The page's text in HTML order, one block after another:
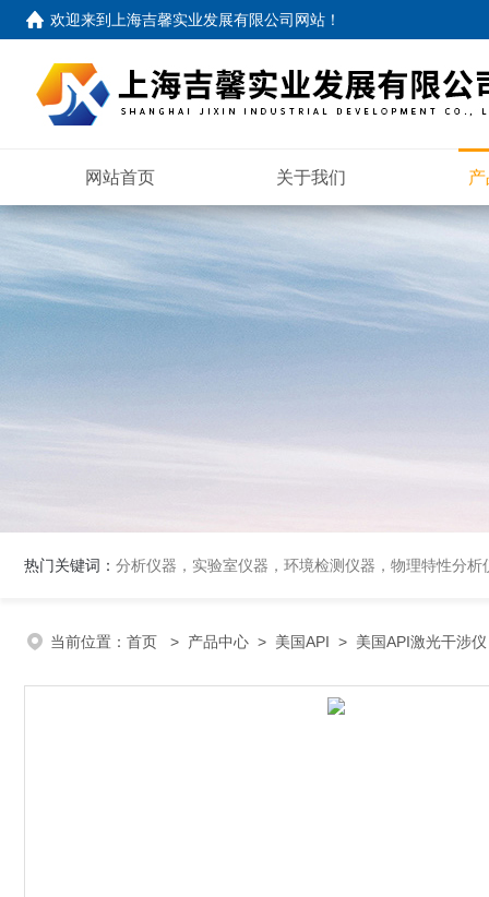
欢迎来到 上海吉馨实业发展有限公司网站 ！
网站首页 关于我们
热门关键词： 分析仪器，实验室仪器，环境检测仪器，物理特性分析
当前位置： 首页 > 产品中心 > 美国API > 美国API激光干涉仪